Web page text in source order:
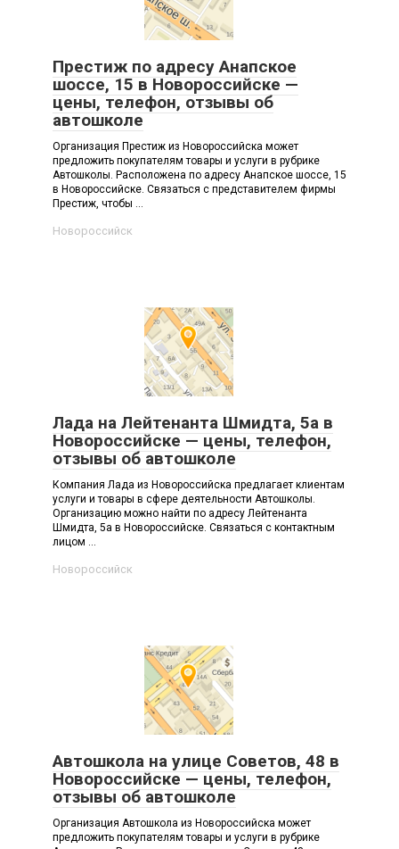
Престиж по адресу Анапское
шоссе, 15 в Новороссийске —
цены, телефон, отзывы об
автошколе
Организация Престиж из Новороссийска может
предложить покупателям товары и услуги в рубрике
Автошколы. Расположена по адресу Анапское шоссе, 15
в Новороссийске. Связаться с представителем фирмы
Престиж, чтобы ...
Новороссийск
Лада на Лейтенанта Шмидта, 5а в
Новороссийске — цены, телефон,
отзывы об автошколе
Компания Лада из Новороссийска предлагает клиентам
услуги и товары в сфере деятельности Автошколы.
Организацию можно найти по адресу Лейтенанта
Шмидта, 5а в Новороссийске. Связаться с контактным
лицом ...
Новороссийск
Автошкола на улице Советов, 48 в
Новороссийске — цены, телефон,
отзывы об автошколе
Организация Автошкола из Новороссийска может
предложить покупателям товары и услуги в рубрике